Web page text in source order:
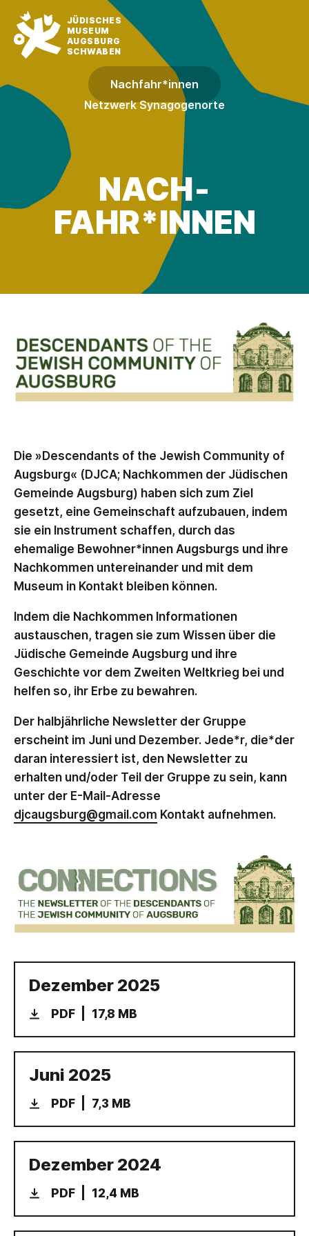
JÜDISCHES
MUSEUM
AUGSBURG
SCHWABEN
Nach­fahr*innen
Netzwerk Synagogenorte
NACH­
FAHR*INNEN
Die »Descendants of the Jewish Com­munity of
Augsburg« (DJCA; Nach­kommen der Jüdischen
Gemeinde Augsburg) haben sich zum Ziel
gesetzt, eine Gemeinschaft aufzubauen, indem
sie ein Instrument schaffen, durch das
ehemalige Bewohner*innen Augsburgs und ihre
Nachkommen untereinander und mit dem
Museum in Kontakt bleiben können.
Indem die Nachkommen Informationen
austauschen, tragen sie zum Wissen über die
Jüdische Gemeinde Augsburg und ihre
Geschichte vor dem Zweiten Weltkrieg bei und
helfen so, ihr Erbe zu bewahren.
Der halbjährliche Newsletter der Gruppe
erscheint im Juni und Dezember. Jede*r, die*der
daran interessiert ist, den News­letter zu
erhalten und/oder Teil der Gruppe zu sein, kann
unter der E-Mail-Adresse
djcaugsburg@gmail.com Kontakt aufnehmen.
Dezember 2025
PDF 17,8 MB
Juni 2025
PDF 7,3 MB
Dezember 2024
PDF 12,4 MB